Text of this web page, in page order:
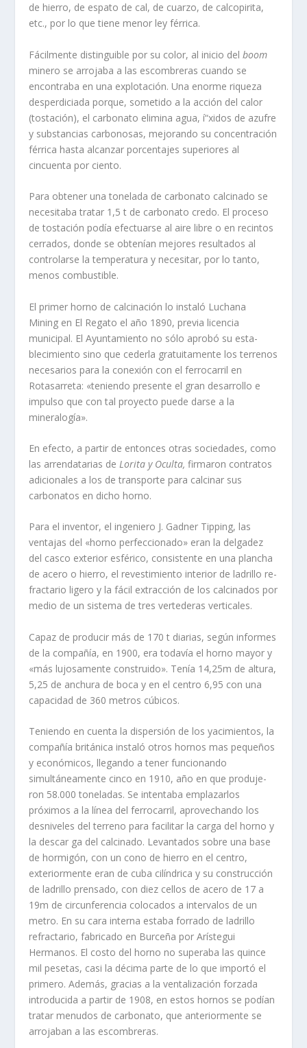
de hierro, de espato de cal, de cuarzo, de calcopirita,
etc., por lo que tiene menor ley férrica.
Fácilmente distinguible por su color, al inicio delboom
minero se arrojaba a las escombreras cuando se
encontraba en una explotación. Una enorme riqueza
desperdi­ciada porque, sometido a la acción del calor
(tostación), el carbonato elimina agua, í“xidos de azufre
y substancias carbonosas, mejorando su concentración
férrica hasta alcanzar porcentajes superiores al
cincuenta por ciento.
Para obtener una tonelada de carbonato calcinado se
necesitaba tratar 1,5 t de carbonato credo. El pro­ceso
de tostación podí­a efectuarse al aire libre o en recintos
cerrados, donde se obte­ní­an mejores resultados al
controlarse la temperatura y necesitar, por lo tanto,
menos combustible.
El primer horno de calcinación lo instaló Luchana
Mining en El Regato el año 1890, previa licencia
municipal. El Ayunta­miento no sólo aprobó su esta­
blecimiento sino que cederla gra­tuitamente los te­rrenos
necesarios para la conexión con el ferrocarril en
Rotasarreta: «teniendo pre­sente el gran des­arrollo e
impulso que con tal pro­yecto puede darse a la
mineralogí­a».
En efecto, a partir de entonces otras socie­dades, como
las arrendatarias deLorita y Oculta,firmaron contratos
adicionales a los de transporte para calcinar sus
carbonatos en dicho horno.
Para el inventor, el ingeniero J. Gadner Tipping, las
ventajas del «horno perfeccio­nado» eran la delgadez
del cas­co exterior esférico, consistente en una plancha
de acero o hie­rro, el revesti­miento interior de ladrillo re­
fractario ligero y la fácil extracción de los calci­nados por
medio de un sistema de tres vertederas verticales.
Capaz de producir más de 170 t diarias, según informes
de la compañí­a, en 1900, era todaví­a el horno mayor y
«más lujosamente construido». Tení­a 14,25m de altura,
5,25 de anchura de boca y en el centro 6,95 con una
capacidad de 360 metros cúbicos.
Teniendo en cuenta la dispersión de los yacimientos, la
compañí­a británica instaló otros hornos mas pequeños
y económicos, llegando a tener funcionando
simultáneamente cinco en 1910, año en que produje­
ron 58.000 toneladas. Se intentaba emplazarlos
próximos a la lí­nea del ferrocarril, aprovechando los
desniveles del terreno para facilitar la carga del horno y
la descar ga del calcinado. Levantados sobre una base
de hormigón, con un cono de hierro en el centro,
exteriormente eran de cuba cilí­ndri­ca y su construcción
de ladrillo prensado, con diez cellos de acero de 17 a
19m de cir­cunferencia colocados a intervalos de un
metro. En su cara interna estaba forrado de ladrillo
refractario, fabricado en Burceña por Arí­stegui
Hermanos. El costo del horno no superaba las quince
mil pesetas, casi la décima parte de lo que importó el
primero. Además, gracias a la ventalización forzada
introducida a partir de 1908, en estos hor­nos se podí­an
tratar menudos de carbonato, que anteriormente se
arrojaban a las escombreras.